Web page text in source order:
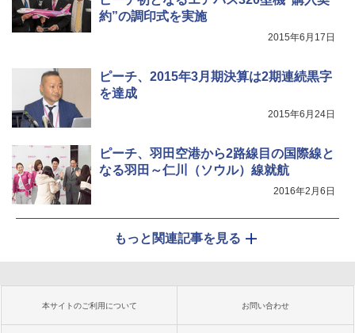
約”の調印式を実施
2015年6月17日
ピーチ、2015年3月期決算は2期連続黒字
を達成
2015年6月24日
ピーチ、羽田空港から2路線目の国際線と
なる羽田～仁川（ソウル）線就航
2016年2月6日
もっと関連記事を見る
本サイトのご利用について お問い合わせ